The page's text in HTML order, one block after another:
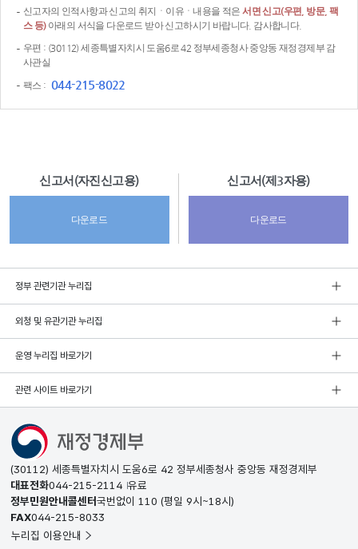
신고자의 인적사항과 신고의 취지ㆍ이유ㆍ내용을 적은서면 신고(우편, 방문, 팩
스 등)아래의 서식을 다운로드 받아 신고하시기 바랍니다. 감사합니다.
우편 : (30112) 세종특별자치시 도움6로 42 정부세종청사 중앙동 재정경제부 감
사관실
팩스 : 044-215-8022
신고서(자진신고용)
다운로드
신고서(제3자용)
다운로드
정부 관련기관 누리집
외청 및 유관기관 누리집
운영 누리집 바로가기
관련 사이트 바로가기
(30112) 세종특별자치시 도움6로 42 정부세종청사 중앙동 재정경제부
대표전화044-215-2114 유료
정부민원안내콜센터국번없이 110 (평일 9시~18시)
FAX044-215-8033
누리집 이용안내